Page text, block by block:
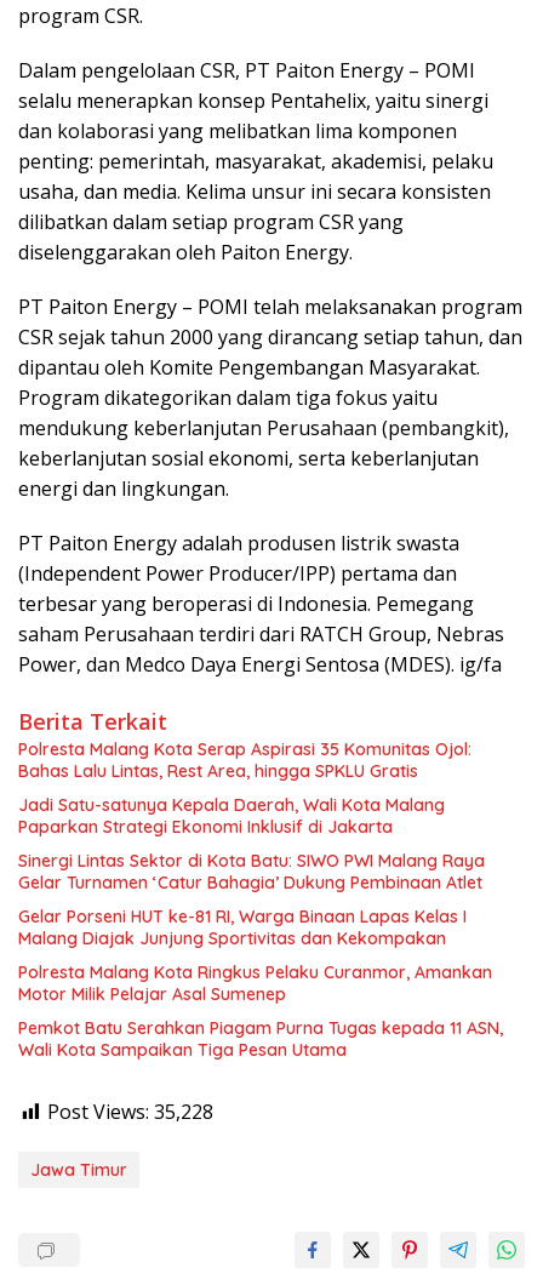
program CSR.
Dalam pengelolaan CSR, PT Paiton Energy – POMI
selalu menerapkan konsep Pentahelix, yaitu sinergi
dan kolaborasi yang melibatkan lima komponen
penting: pemerintah, masyarakat, akademisi, pelaku
usaha, dan media. Kelima unsur ini secara konsisten
dilibatkan dalam setiap program CSR yang
diselenggarakan oleh Paiton Energy.
PT Paiton Energy – POMI telah melaksanakan program
CSR sejak tahun 2000 yang dirancang setiap tahun, dan
dipantau oleh Komite Pengembangan Masyarakat.
Program dikategorikan dalam tiga fokus yaitu
mendukung keberlanjutan Perusahaan (pembangkit),
keberlanjutan sosial ekonomi, serta keberlanjutan
energi dan lingkungan.
PT Paiton Energy adalah produsen listrik swasta
(Independent Power Producer/IPP) pertama dan
terbesar yang beroperasi di Indonesia. Pemegang
saham Perusahaan terdiri dari RATCH Group, Nebras
Power, dan Medco Daya Energi Sentosa (MDES). ig/fa
Berita Terkait
Polresta Malang Kota Serap Aspirasi 35 Komunitas Ojol:
Bahas Lalu Lintas, Rest Area, hingga SPKLU Gratis
Jadi Satu-satunya Kepala Daerah, Wali Kota Malang
Paparkan Strategi Ekonomi Inklusif di Jakarta
Sinergi Lintas Sektor di Kota Batu: SIWO PWI Malang Raya
Gelar Turnamen ‘Catur Bahagia’ Dukung Pembinaan Atlet
Gelar Porseni HUT ke-81 RI, Warga Binaan Lapas Kelas I
Malang Diajak Junjung Sportivitas dan Kekompakan
Polresta Malang Kota Ringkus Pelaku Curanmor, Amankan
Motor Milik Pelajar Asal Sumenep
Pemkot Batu Serahkan Piagam Purna Tugas kepada 11 ASN,
Wali Kota Sampaikan Tiga Pesan Utama
Post Views: 35,228
Jawa Timur